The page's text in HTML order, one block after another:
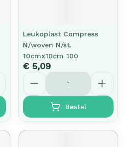
Leukoplast Compress
N/woven N/st.
10cmx10cm 100
€ 5,09
Aantal
Bestel